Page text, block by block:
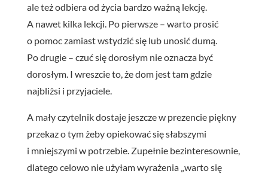
ale też odbiera od życia bardzo ważną lekcję.
A nawet kilka lekcji. Po pierwsze – warto prosić
o pomoc zamiast wstydzić się lub unosić dumą.
Po drugie – czuć się dorosłym nie oznacza być
dorosłym. I wreszcie to, że dom jest tam gdzie
najbliżsi i przyjaciele.
A mały czytelnik dostaje jeszcze w prezencie piękny
przekaz o tym żeby opiekować się słabszymi
i mniejszymi w potrzebie. Zupełnie bezinteresownie,
dlatego celowo nie użyłam wyrażenia „warto się